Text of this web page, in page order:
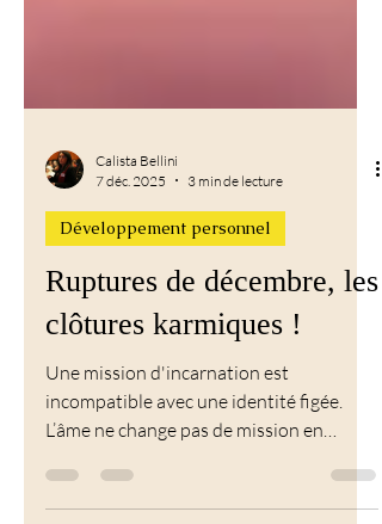
Calista Bellini
7 déc. 2025
3 min de lecture
Développement personnel
Ruptures de décembre, les
clôtures karmiques !
Une mission d'incarnation est
incompatible avec une identité figée.
L’âme ne change pas de mission en
chemin, elle change de structure